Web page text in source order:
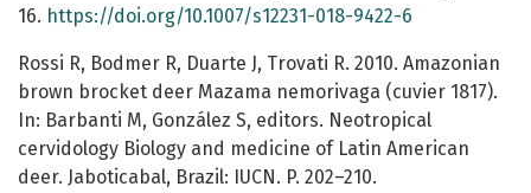
16. https://doi.org/10.1007/s12231-018-9422-6
Rossi R, Bodmer R, Duarte J, Trovati R. 2010. Amazonian
brown brocket deer Mazama nemorivaga (cuvier 1817).
In: Barbanti M, González S, editors. Neotropical
cervidology Biology and medicine of Latin American
deer. Jaboticabal, Brazil: IUCN. P. 202–210.